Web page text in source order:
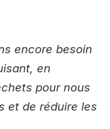
encore besoin
en
pour nous
et de réduire les